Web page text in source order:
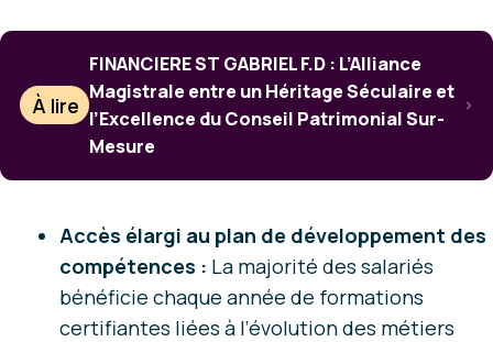
À lire
FINANCIERE ST GABRIEL F.D : L’Alliance
Magistrale entre un Héritage Séculaire et
l’Excellence du Conseil Patrimonial Sur-
Mesure
Accès élargi au plan de développement des
compétences : La majorité des salariés
bénéficie chaque année de formations
certifiantes liées à l’évolution des métiers